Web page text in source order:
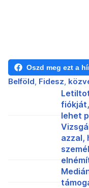
Oszd meg ezt a
Belföld Fidesz
lehet
azzal,